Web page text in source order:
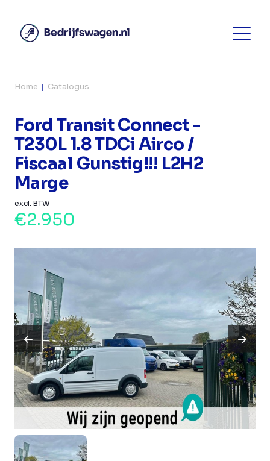
Home Catalogus
Ford Transit Connect -
T230L 1.8 TDCi Airco /
Fiscaal Gunstig!!! L2H2
Marge
excl. BTW
€2.950